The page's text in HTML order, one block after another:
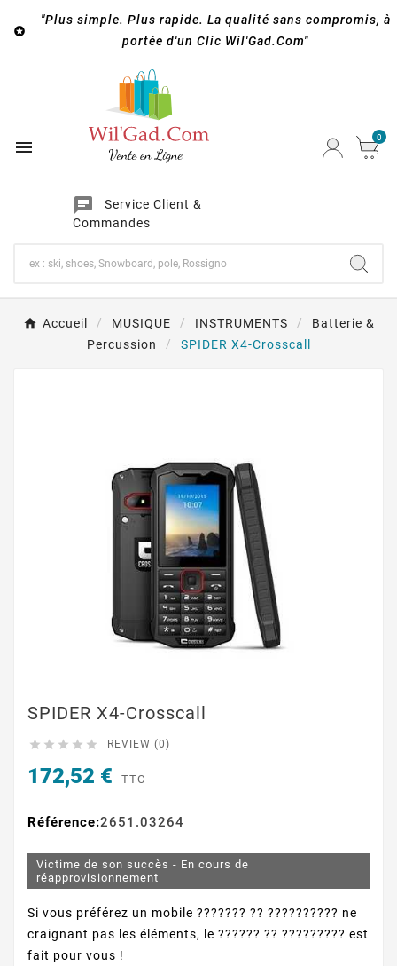

"Plus simple. Plus rapide. La qualité sans compromis, à
portée d'un Clic Wil'Gad.Com"

chat
Service Client &
Commandes
0
Accueil MUSIQUE INSTRUMENTS
Batterie &
Percussion
SPIDER X4-Crosscall
SPIDER X4-Crosscall
     REVIEW (0)
172,52 € TTC
Référence:2651.03264
Victime de son succès - En cours de
réapprovisionnement
Si vous préférez un mobile ??????? ?? ?????????? ne
craignant pas les éléments, le ?????? ?? ????????? est
fait pour vous !